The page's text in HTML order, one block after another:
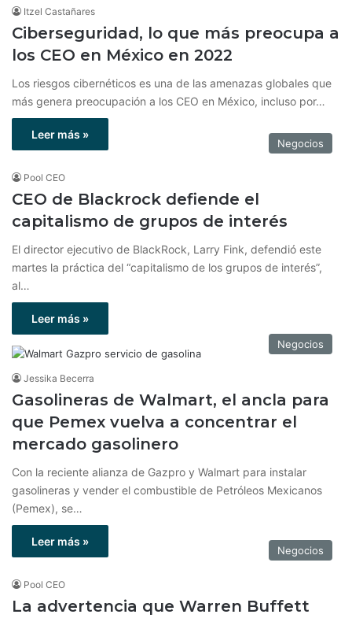
Itzel Castañares
Ciberseguridad, lo que más preocupa a
los CEO en México en 2022
Los riesgos cibernéticos es una de las amenazas globales que
más genera preocupación a los CEO en México, incluso por…
Leer más »
Negocios
Pool CEO
CEO de Blackrock defiende el
capitalismo de grupos de interés
El director ejecutivo de BlackRock, Larry Fink, defendió este
martes la práctica del “capitalismo de los grupos de interés”,
al…
Leer más »
Negocios
Jessika Becerra
Gasolineras de Walmart, el ancla para
que Pemex vuelva a concentrar el
mercado gasolinero
Con la reciente alianza de Gazpro y Walmart para instalar
gasolineras y vender el combustible de Petróleos Mexicanos
(Pemex), se…
Leer más »
Negocios
Pool CEO
La advertencia que Warren Buffett